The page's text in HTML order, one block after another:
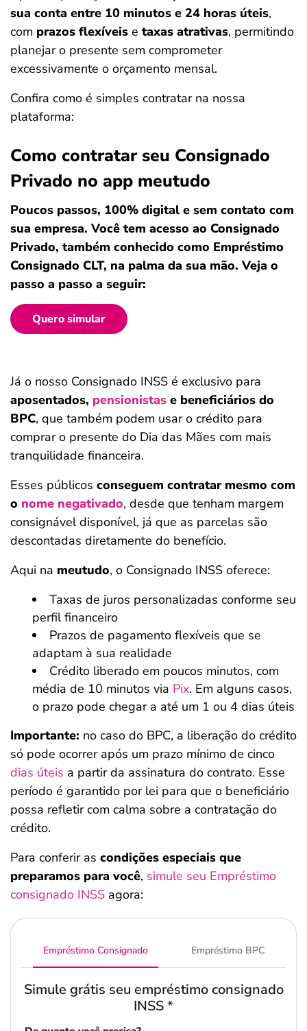
sua conta entre 10 minutos e 24 horas úteis,
com prazos flexíveis e taxas atrativas, permitindo
planejar o presente sem comprometer
excessivamente o orçamento mensal.
Confira como é simples contratar na nossa
plataforma:
Como contratar seu Consignado
Privado no app meutudo
Poucos passos, 100% digital e sem contato com
sua empresa. Você tem acesso ao Consignado
Privado, também conhecido como Empréstimo
Consignado CLT, na palma da sua mão. Veja o
passo a passo a seguir:
Quero simular
Já o nosso Consignado INSS é exclusivo para
aposentados, pensionistas e beneficiários do
BPC, que também podem usar o crédito para
comprar o presente do Dia das Mães com mais
tranquilidade financeira.
Esses públicos conseguem contratar mesmo com
o nome negativado, desde que tenham margem
consignável disponível, já que as parcelas são
descontadas diretamente do benefício.
Aqui na meutudo, o Consignado INSS oferece:
Taxas de juros personalizadas conforme seu
perfil financeiro
Prazos de pagamento flexíveis que se
adaptam à sua realidade
Crédito liberado em poucos minutos, com
média de 10 minutos via Pix. Em alguns casos,
o prazo pode chegar a até um 1 ou 4 dias úteis
Importante: no caso do BPC, a liberação do crédito
só pode ocorrer após um prazo mínimo de cinco
dias úteis a partir da assinatura do contrato. Esse
período é garantido por lei para que o beneficiário
possa refletir com calma sobre a contratação do
crédito.
Para conferir as condições especiais que
preparamos para você, simule seu Empréstimo
consignado INSS agora:
Empréstimo Consignado Empréstimo BPC
Simule grátis seu empréstimo consignado
INSS*